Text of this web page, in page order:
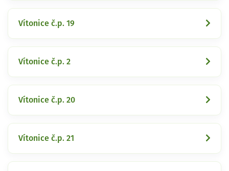
Vítonice č.p. 19
Vítonice č.p. 2
Vítonice č.p. 20
Vítonice č.p. 21